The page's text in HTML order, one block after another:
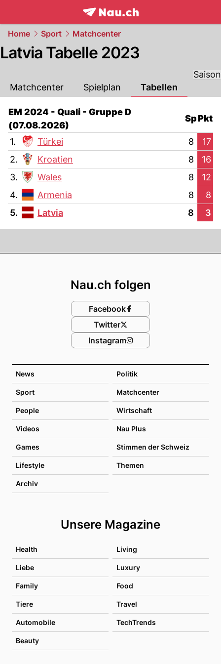
frontpage.NAU.ch
Home Sport Matchcenter
Latvia Tabelle 2023
Saison
Matchcenter
Spielplan Tabellen
EM 2024 - Quali - Gruppe D
(07.08.2026)
SpPkt
1. Türkei 8
17
2.
Kroatien 8
16
3.
Wales 8
12
4.
Armenia 8
8
5.
Latvia 8 3
News Politik
Sport Matchcenter
People Wirtschaft
Videos Nau Plus
Games Stimmen der Schweiz
Lifestyle Themen
Archiv
Unsere Magazine
Health Living
Liebe Luxury
Family Food
Tiere Travel
Automobile TechTrends
Beauty
Nau.ch folgen
Facebook
Twitter
Instagram